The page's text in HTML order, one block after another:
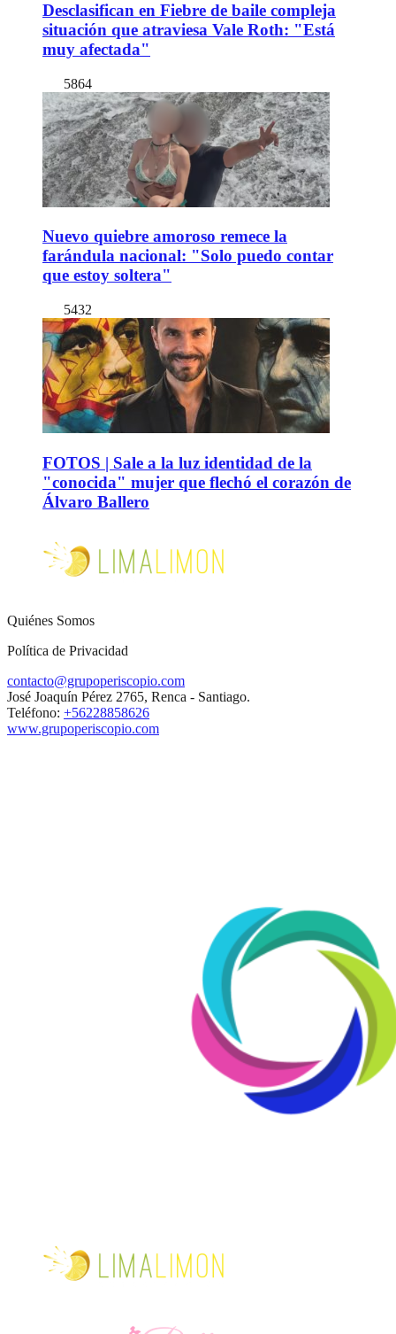
Desclasifican en Fiebre de baile compleja
situación que atraviesa Vale Roth: "Está
muy afectada"
5864
Nuevo quiebre amoroso remece la
farándula nacional: "Solo puedo contar
que estoy soltera"
5432
FOTOS | Sale a la luz identidad de la
"conocida" mujer que flechó el corazón de
Álvaro Ballero
Quiénes Somos
Política de Privacidad
contacto@grupoperiscopio.com
José Joaquín Pérez 2765, Renca - Santiago.
Teléfono: +56228858626
www.grupoperiscopio.com